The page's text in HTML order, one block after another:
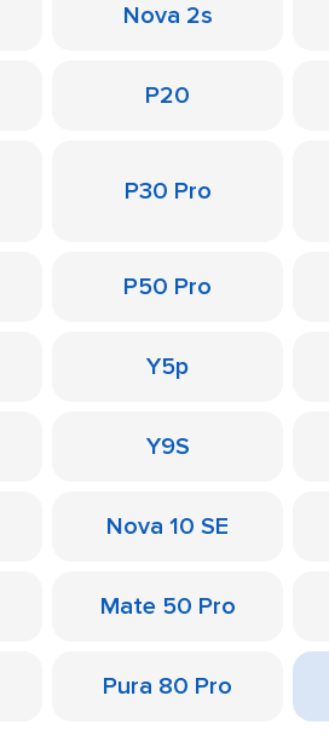
Nova 2s
P20
P30 Pro
P50 Pro
Y5p
Y9S
Nova 10 SE
Mate 50 Pro
Pura 80 Pro